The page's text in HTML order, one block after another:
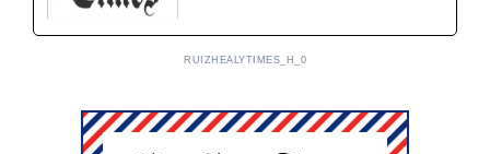
RUIZHEALYTIMES_H_0